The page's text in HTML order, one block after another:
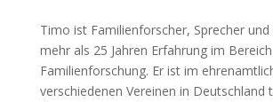
Timo ist Familienforscher, Sprecher
mehr als 25 Jahren Erfahrung im
Familienforschung. Er ist im
verschiedenen Vereinen in Deutschland